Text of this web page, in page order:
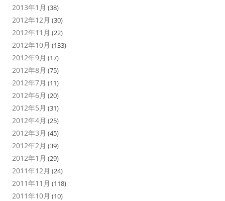
2013年1月 (38)
2012年12月 (30)
2012年11月 (22)
2012年10月 (133)
2012年9月 (17)
2012年8月 (75)
2012年7月 (11)
2012年6月 (20)
2012年5月 (31)
2012年4月 (25)
2012年3月 (45)
2012年2月 (39)
2012年1月 (29)
2011年12月 (24)
2011年11月 (118)
2011年10月 (10)